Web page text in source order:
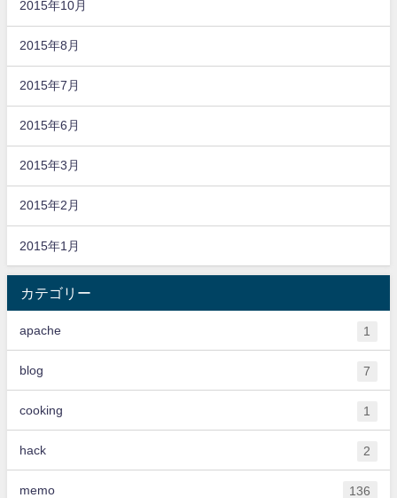
2015年10月
2015年8月
2015年7月
2015年6月
2015年3月
2015年2月
2015年1月
カテゴリー
apache 1
blog 7
cooking 1
hack 2
memo 136